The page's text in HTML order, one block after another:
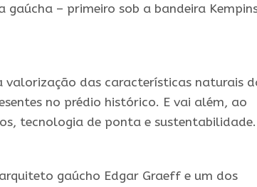
– primeiro sob a bandeira
valorização das características naturais
no prédio histórico. E vai além, ao
tecnologia de ponta e sustentabilidade.
gaúcho Edgar Graeff e um dos